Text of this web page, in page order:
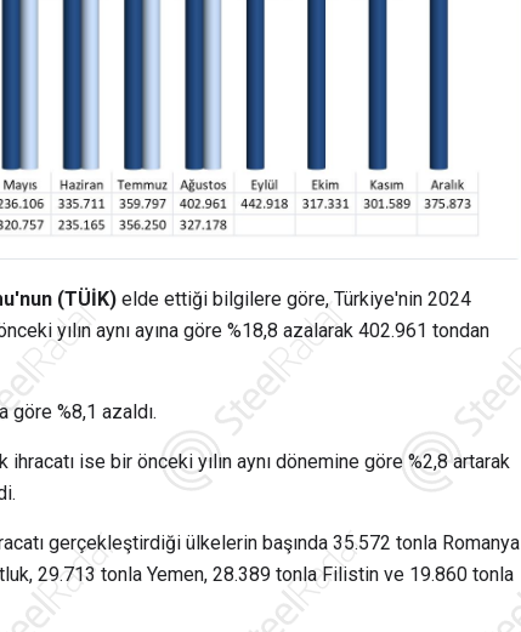
(TÜİK) elde ettiği bilgilere göre, Türkiye'nin 2024
yılın aynı ayına göre %18,8 azalarak 402.961 tondan
göre %8,1 azaldı.
ise bir önceki yılın aynı dönemine göre %2,8 artarak
gerçekleştirdiği ülkelerin başında 35.572 tonla Romanya
29.713 tonla Yemen, 28.389 tonla Filistin ve 19.860 tonla